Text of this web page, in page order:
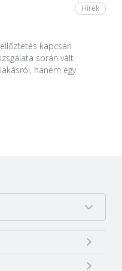
Hírek
kapcsán
során vált
hanem egy